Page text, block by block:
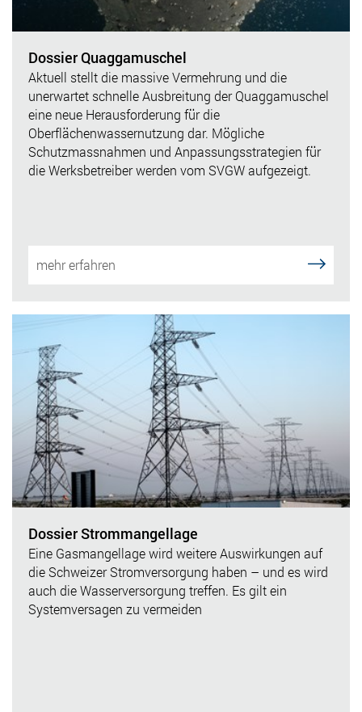
Dossier Quaggamuschel
Aktuell stellt die massive Vermehrung und die
unerwartet schnelle Ausbreitung der Quaggamuschel
eine neue Herausforderung für die
Oberflächenwassernutzung dar. Mögliche
Schutzmassnahmen und Anpassungsstrategien für
die Werksbetreiber werden vom SVGW aufgezeigt.
mehr erfahren
Dossier Strommangellage
Eine Gasmangellage wird weitere Auswirkungen auf
die Schweizer Stromversorgung haben – und es wird
auch die Wasserversorgung treffen. Es gilt ein
Systemversagen zu vermeiden